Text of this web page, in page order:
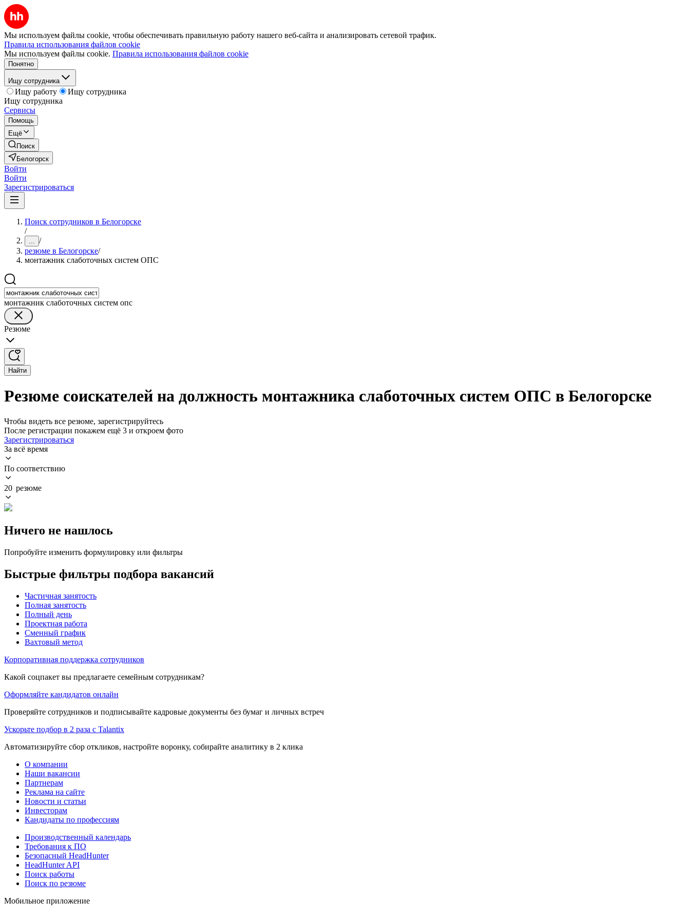
Мы используем файлы cookie, чтобы обеспечивать правильную работу нашего веб-сайта и анализировать сетевой трафик.
Правила использования файлов cookie
Мы используем файлы cookie. Правила использования файлов cookie
Понятно
Ищу сотрудника
Ищу работу
Ищу сотрудника
Ищу сотрудника
Сервисы
Помощь
Ещё
Поиск
Белогорск
Войти
Войти
Зарегистрироваться
Поиск сотрудников в Белогорске
/
... /
резюме в Белогорске/
монтажник слаботочных систем ОПС
монтажник слаботочных систем опс
Резюме
Найти
Резюме соискателей на должность монтажника слаботочных систем ОПС в Белогорске
Чтобы видеть все резюме, зарегистрируйтесь
После регистрации покажем ещё 3 и откроем фото
Зарегистрироваться
За всё время
По соответствию
20 резюме
Ничего не нашлось
Попробуйте изменить формулировку или фильтры
Быстрые фильтры подбора вакансий
Частичная занятость
Полная занятость
Полный день
Проектная работа
Сменный график
Вахтовый метод
Корпоративная поддержка сотрудников
Какой соцпакет вы предлагаете семейным сотрудникам?
Оформляйте кандидатов онлайн
Проверяйте сотрудников и подписывайте кадровые документы без бумаг и личных встреч
Ускорьте подбор в 2 раза с Talantix
Автоматизируйте сбор откликов, настройте воронку, собирайте аналитику в 2 клика
О компании
Наши вакансии
Партнерам
Реклама на сайте
Новости и статьи
Инвесторам
Кандидаты по профессиям
Производственный календарь
Требования к ПО
Безопасный HeadHunter
HeadHunter API
Поиск работы
Поиск по резюме
Мобильное приложение